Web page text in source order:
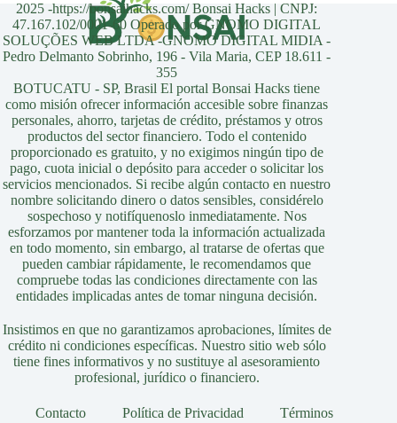
2025 -https://bonsaihacks.com/ Bonsai Hacks | CNPJ:
47.167.102/0001-60 Operado por GNOMO DIGITAL
SOLUÇÕES WEB LTDA -GNOMO DIGITAL MIDIA -
Pedro Delmanto Sobrinho, 196 - Vila Maria, CEP 18.611 -
355
BOTUCATU - SP, Brasil El portal Bonsai Hacks tiene
como misión ofrecer información accesible sobre finanzas
personales, ahorro, tarjetas de crédito, préstamos y otros
productos del sector financiero. Todo el contenido
proporcionado es gratuito, y no exigimos ningún tipo de
pago, cuota inicial o depósito para acceder o solicitar los
servicios mencionados. Si recibe algún contacto en nuestro
nombre solicitando dinero o datos sensibles, considérelo
sospechoso y notifíquenoslo inmediatamente. Nos
esforzamos por mantener toda la información actualizada
en todo momento, sin embargo, al tratarse de ofertas que
pueden cambiar rápidamente, le recomendamos que
compruebe todas las condiciones directamente con las
entidades implicadas antes de tomar ninguna decisión.
Insistimos en que no garantizamos aprobaciones, límites de
crédito ni condiciones específicas. Nuestro sitio web sólo
tiene fines informativos y no sustituye al asesoramiento
profesional, jurídico o financiero.
Contacto Política de Privacidad Términos